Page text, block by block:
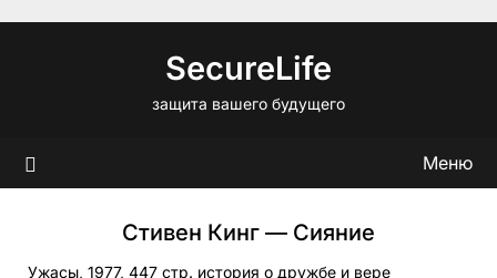
SecureLife
защита вашего будущего
Меню
Стивен Кинг — Сияние
Ужасы, 1977, 447 стр. история о дружбе и вере